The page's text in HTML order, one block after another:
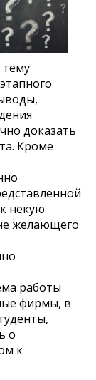
доказать
Кроме
некую
желающего
работы
фирмы, в
о
к